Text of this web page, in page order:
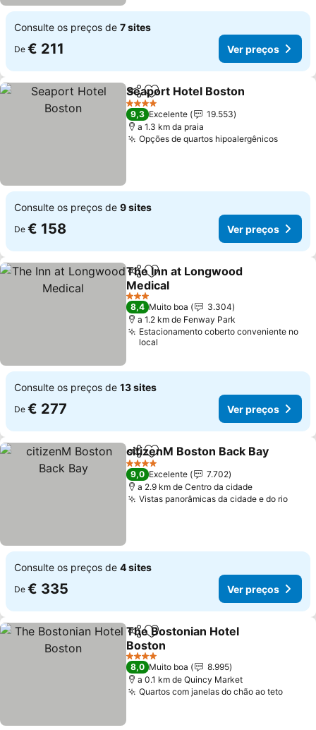
Consulte os preços de 7 sites
De € 211 Ver preços
PartilharAdicionar aos favoritos
Seaport Hotel Boston
4 Estrelas
9,3 Excelente
19.553
a 1.3 km da praia
Opções de quartos hipoalergênicosVer
Consulte os preços de 9 sites
De € 158 Ver preços
PartilharAdicionar aos favoritos
The Inn at Longwood
Medical
Ver preços
3 Estrelas
8,4 Muito boa
3.304
a 1.2 km de Fenway Park
Estacionamento coberto conveniente no
local
Consulte os preços de 13 sites
De € 277 Ver preços
PartilharAdicionar aos favoritos
citizenM Boston Back Bay
4 Estrelas
9,0 Excelente
7.702
a 2.9 km de Centro da cidade
Vistas panorâmicas da cidade e do rioVer
Consulte os preços de 4 sites
De € 335 Ver preços
PartilharAdicionar aos favoritos
The Bostonian Hotel
Boston
Ver preços
4 Estrelas
8,0 Muito boa
8.995
a 0.1 km de Quincy Market
Quartos com janelas do chão ao tetoVer